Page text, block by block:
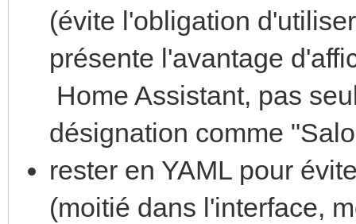
(évite l'obligation
présente l'avantage
Home Assistant, pas
désignation comme
rester en YAML pour
(moitié dans l'interface,